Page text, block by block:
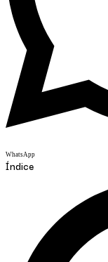
WhatsApp
Índice